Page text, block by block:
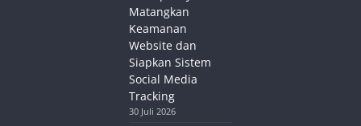
Matangkan
Keamanan
Website dan
Siapkan Sistem
Social Media
Tracking
30 Juli 2026